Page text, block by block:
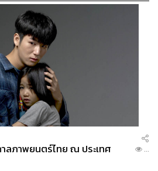
ลภาพยนตร์ไทย ณ ประเทศ
...